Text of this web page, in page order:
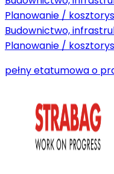
Planowanie /
Budownictwo,
Planowanie /
pełny etatumowa o